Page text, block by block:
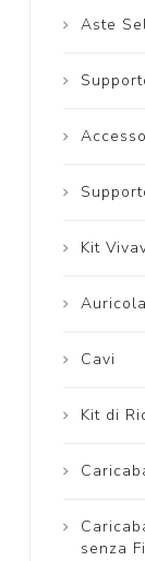
Aste
Kit
Cavi
Kit di
senza